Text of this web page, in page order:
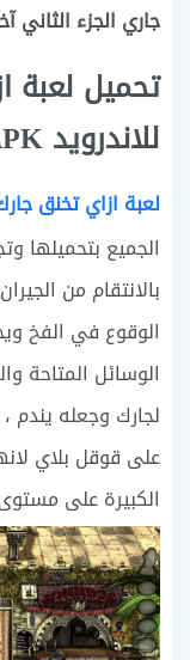
جاري الجزء الثاني
للاندرويد APK
لعبة ازاي تخنق جارك
الجميع بتحميلها
بالانتقام من
الوقوع في الفخ
الوسائل المتاحة
لجارك وجعله يندم
على قوقل بلاي
الكبيرة على